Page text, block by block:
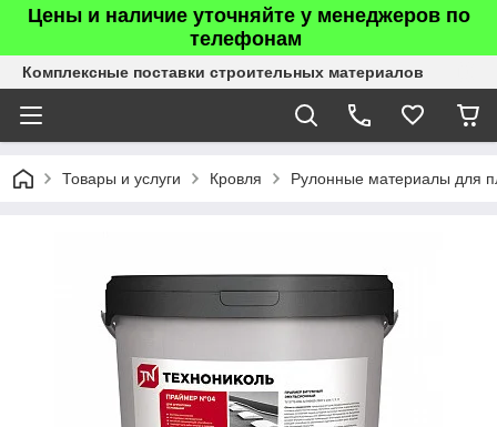
Цены и наличие уточняйте у менеджеров по
телефонам
Комплексные поставки строительных материалов
Товары и услуги Кровля Рулонные материалы для